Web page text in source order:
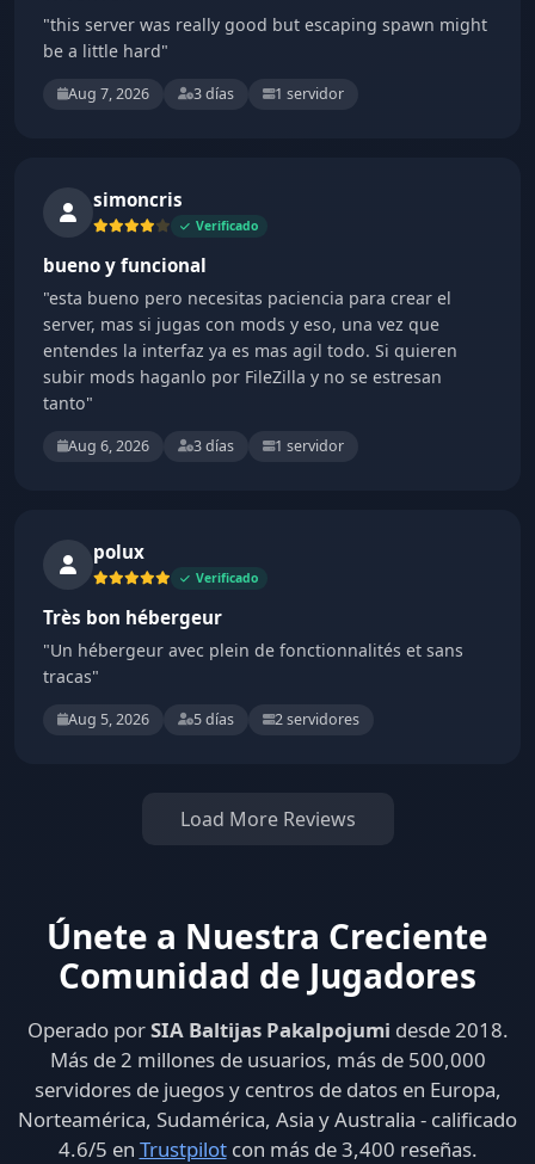
"this server was really good but escaping spawn might
be a little hard"
Aug 7, 2026 3 días 1 servidor
simoncris
Verificado
bueno y funcional
"esta bueno pero necesitas paciencia para crear el
server, mas si jugas con mods y eso, una vez que
entendes la interfaz ya es mas agil todo. Si quieren
subir mods haganlo por FileZilla y no se estresan
tanto"
Aug 6, 2026 3 días 1 servidor
polux
Verificado
Très bon hébergeur
"Un hébergeur avec plein de fonctionnalités et sans
tracas"
Aug 5, 2026 5 días 2 servidores
Load More Reviews
Únete a Nuestra Creciente
Comunidad de Jugadores
Operado porSIA Baltijas Pakalpojumi desde 2018.
Más de 2 millones de usuarios, más de 500,000
servidores de juegos y centros de datos en Europa,
Norteamérica, Sudamérica, Asia y Australia - calificado
4.6/5 en Trustpilotcon más de 3,400 reseñas.